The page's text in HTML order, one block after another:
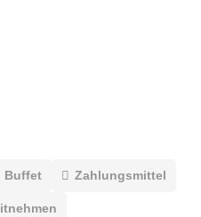
Buffet Zahlungsmittel